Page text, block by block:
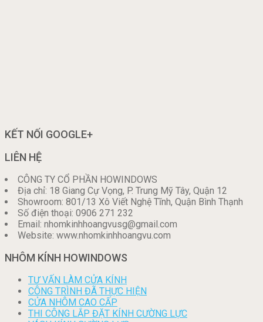
KẾT NỐI GOOGLE+
LIÊN HỆ
CÔNG TY CỔ PHẦN HOWINDOWS
Địa chỉ: 18 Giang Cự Vọng, P. Trung Mỹ Tây, Quận 12
Showroom: 801/13 Xô Viết Nghệ Tĩnh, Quận Bình Thạnh
Số điện thoại: 0906 271 232
Email: nhomkinhhoangvusg@gmail.com
Website: www.nhomkinhhoangvu.com
NHÔM KÍNH HOWINDOWS
TƯ VẤN LÀM CỬA KÍNH
CÔNG TRÌNH ĐÃ THỰC HIỆN
CỬA NHÔM CAO CẤP
THI CÔNG LẮP ĐẶT KÍNH CƯỜNG LỰC